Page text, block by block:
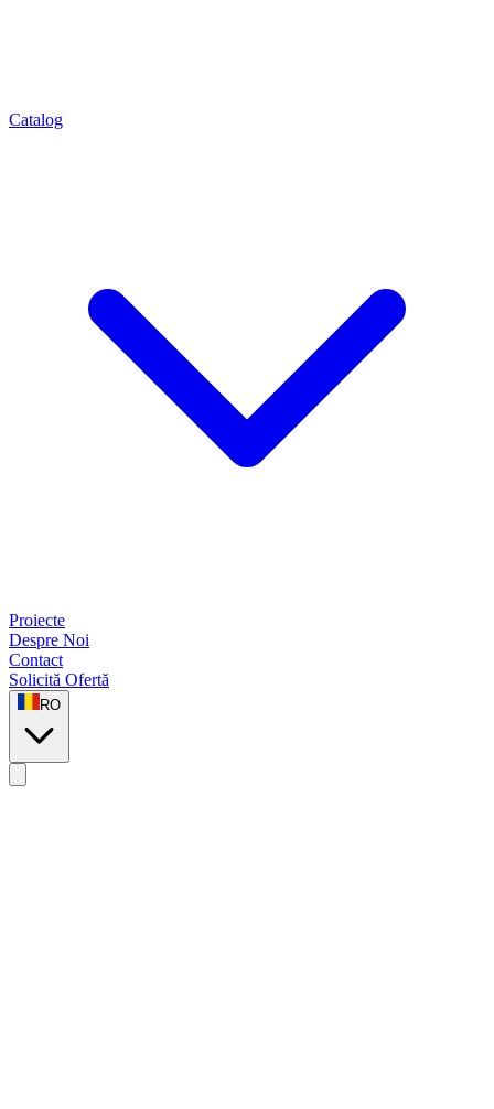
Catalog
Proiecte
Despre Noi
Contact
Solicită Ofertă
RO